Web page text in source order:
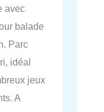
avec
balade
Parc
idéal
jeux
A